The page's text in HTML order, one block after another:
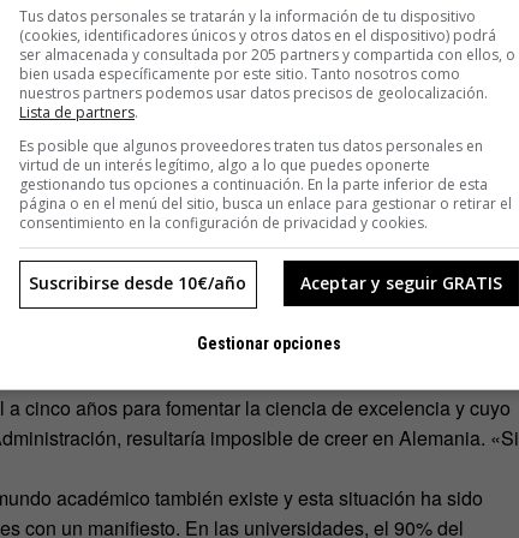
Perspectiva Migratoria 2013, dos de cada tres españoles que
es muy difícil avanzar en la carrera científica[/pullquote]
no te digan ‘hola’ de vuelta; adaptación es llegar al
presuponen que ya sabes lo que tienes que hacer;
La frase que más oyes es ‘no te lo tomes como
la necesidad moral de guardar las formas según en qué
día». Orst-Gil puntualiza que su experiencia se basa en el
que el de la empresa privada, pero ambos están muy
si «has tenido que hacer horas extras o te vas todos
científica, destaca la facilidad que hay en Alemania para
La situación de ciertos beneficiarios de contratos
cinco años para fomentar la ciencia de excelencia y cuyo
resultaría imposible de creer en Alemania. «Si
académico también existe y esta situación ha sido
con un manifiesto. En las universidades, el 90% del
Tus datos personales se tratarán y la información de tu dispositivo
(cookies, identificadores únicos y otros datos en el dispositivo) podrá
ser almacenada y consultada por 205 partners y compartida con ellos, o
bien usada específicamente por este sitio. Tanto nosotros como
nuestros partners podemos usar datos precisos de geolocalización.
Lista de partners.
Es posible que algunos proveedores traten tus datos personales en
virtud de un interés legítimo, algo a lo que puedes oponerte
gestionando tus opciones a continuación. En la parte inferior de esta
página o en el menú del sitio, busca un enlace para gestionar o retirar el
consentimiento en la configuración de privacidad y cookies.
Aceptar y seguir GRATIS
Suscribirse desde 10€/año
Gestionar opciones